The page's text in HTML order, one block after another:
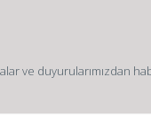
ve duyurularımızdan